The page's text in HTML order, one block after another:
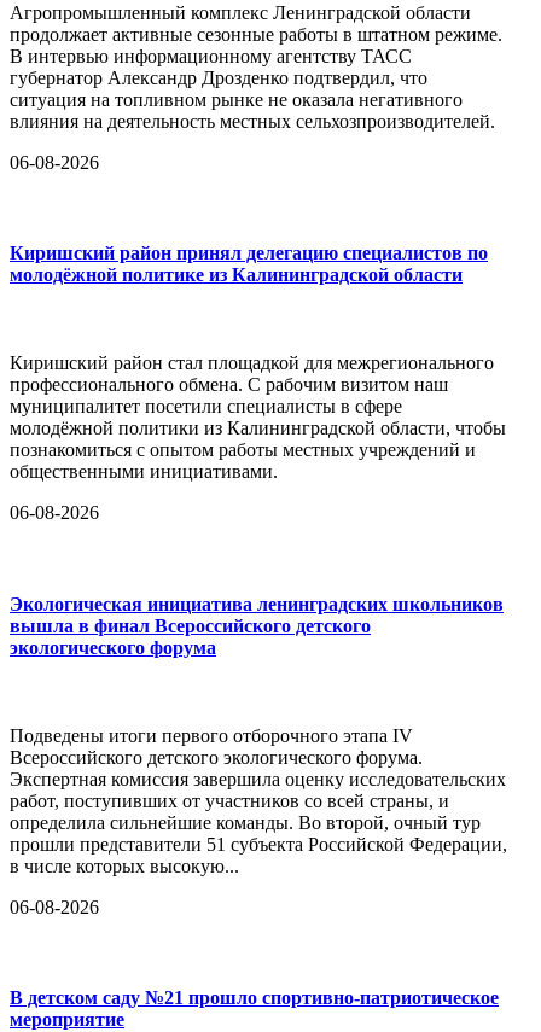
Агропромышленный комплекс Ленинградской области
продолжает активные сезонные работы в штатном режиме.
В интервью информационному агентству ТАСС
губернатор Александр Дрозденко подтвердил, что
ситуация на топливном рынке не оказала негативного
влияния на деятельность местных сельхозпроизводителей.
06-08-2026
Киришский район принял делегацию специалистов по
молодёжной политике из Калининградской области
Киришский район стал площадкой для межрегионального
профессионального обмена. С рабочим визитом наш
муниципалитет посетили специалисты в сфере
молодёжной политики из Калининградской области, чтобы
познакомиться с опытом работы местных учреждений и
общественными инициативами.
06-08-2026
Экологическая инициатива ленинградских школьников
вышла в финал Всероссийского детского
экологического форума
Подведены итоги первого отборочного этапа IV
Всероссийского детского экологического форума.
Экспертная комиссия завершила оценку исследовательских
работ, поступивших от участников со всей страны, и
определила сильнейшие команды. Во второй, очный тур
прошли представители 51 субъекта Российской Федерации,
в числе которых высокую...
06-08-2026
В детском саду №21 прошло спортивно-патриотическое
мероприятие